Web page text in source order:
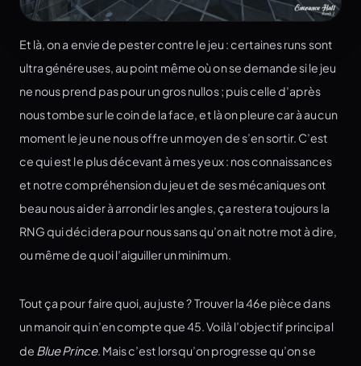
Et là, on a envie de pester contre le jeu : certaines runs sont
ultra généreuses, au point même où on se demande si le jeu
ne nous prend pas pour un gros nullos ; puis celle d’après
nous tombe sur le coin de la face, et là on pleure car à aucun
moment le jeu ne nous offre un moyen de s’en sortir. C’est
ce qui est le plus décevant à mes yeux : nos connaissances
et notre compréhension du jeu et de ses mécaniques ont
beau nous aider à arrondir les angles, ça restera toujours la
RNG qui décidera pour nous sans qu’on ait notre mot à dire,
ou même de quoi l’aiguiller un minimum.
Tout ça pour faire quoi, au juste ? Trouver la 46e pièce dans
un manoir qui n’en compte que 45. Voilà l’objectif principal
de Blue Prince. Mais c’est lorsqu’on progresse qu’on se